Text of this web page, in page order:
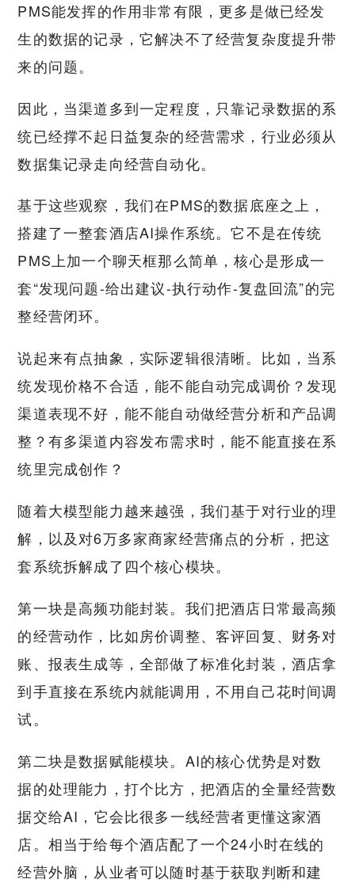
PMS能发挥的作用非常有限，更多是做已经发
生的数据的记录，它解决不了经营复杂度提升带
来的问题。
因此，当渠道多到一定程度，只靠记录数据的系
统已经撑不起日益复杂的经营需求，行业必须从
数据集记录走向经营自动化。
基于这些观察，我们在PMS的数据底座之上，
搭建了一整套酒店AI操作系统。它不是在传统
PMS上加一个聊天框那么简单，核心是形成一
套“发现问题-给出建议-执行动作-复盘回流”的完
整经营闭环。
说起来有点抽象，实际逻辑很清晰。比如，当系
统发现价格不合适，能不能自动完成调价？发现
渠道表现不好，能不能自动做经营分析和产品调
整？有多渠道内容发布需求时，能不能直接在系
统里完成创作？
随着大模型能力越来越强，我们基于对行业的理
解，以及对6万多家商家经营痛点的分析，把这
套系统拆解成了四个核心模块。
第一块是高频功能封装。我们把酒店日常最高频
的经营动作，比如房价调整、客评回复、财务对
账、报表生成等，全部做了标准化封装，酒店拿
到手直接在系统内就能调用，不用自己花时间调
试。
第二块是数据赋能模块。AI的核心优势是对数
据的处理能力，打个比方，把酒店的全量经营数
据交给AI，它会比很多一线经营者更懂这家酒
店。相当于给每个酒店配了一个24小时在线的
经营外脑，从业者可以随时基于获取判断和建